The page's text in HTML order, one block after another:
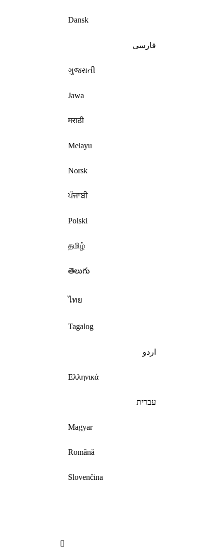
Dansk
فارسی
ગુજરાતી
Jawa
मराठी
Melayu
Norsk
ਪੰਜਾਬੀ
Polski
தமிழ்
తెలుగు
ไทย
Tagalog
اردو
Ελληνικά
עברית
Magyar
Română
Slovenčina
